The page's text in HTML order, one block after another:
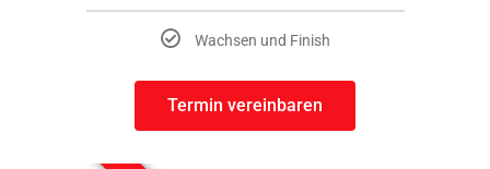
Wachsen und Finish
Termin vereinbaren